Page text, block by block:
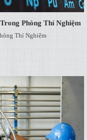
Phòng Thí Nghiệm
Thí Nghiệm